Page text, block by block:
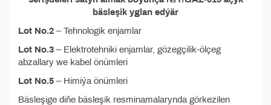
bäsleşik yglan edýär
Lot No.2 – Tehnologik enjamlar
Lot No.3 – Elektrotehniki enjamlar, gözegçilik-ölçeg
abzallary we kabel önümleri
Lot No.5 – Himiýa önümleri
Bäsleşige diňe bäsleşik resminamalarynda görkezilen